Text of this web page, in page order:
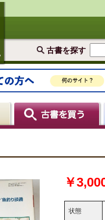
古書を探す
￥
状態